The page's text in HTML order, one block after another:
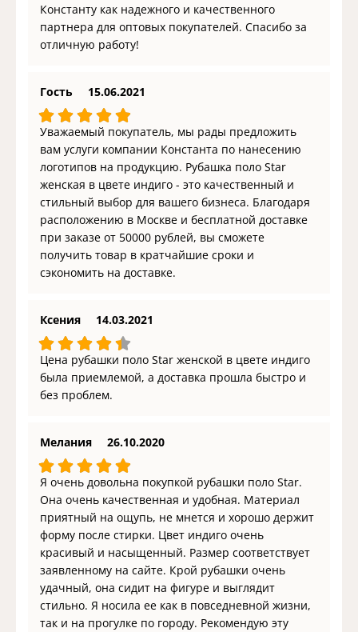
Константу как надежного и качественного
партнера для оптовых покупателей. Спасибо за
отличную работу!
Гость 15.06.2021
Уважаемый покупатель, мы рады предложить
вам услуги компании Константа по нанесению
логотипов на продукцию. Рубашка поло Star
женская в цвете индиго - это качественный и
стильный выбор для вашего бизнеса. Благодаря
расположению в Москве и бесплатной доставке
при заказе от 50000 рублей, вы сможете
получить товар в кратчайшие сроки и
сэкономить на доставке.
Ксения 14.03.2021
Цена рубашки поло Star женской в цвете индиго
была приемлемой, а доставка прошла быстро и
без проблем.
Мелания 26.10.2020
Я очень довольна покупкой рубашки поло Star.
Она очень качественная и удобная. Материал
приятный на ощупь, не мнется и хорошо держит
форму после стирки. Цвет индиго очень
красивый и насыщенный. Размер соответствует
заявленному на сайте. Крой рубашки очень
удачный, она сидит на фигуре и выглядит
стильно. Я носила ее как в повседневной жизни,
так и на прогулке по городу. Рекомендую эту